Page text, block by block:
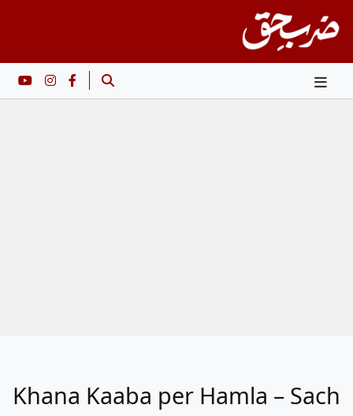
content
Khana Kaaba per Hamla – Sach